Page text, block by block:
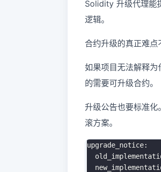
Solidity 升级代理能
逻辑。
合约升级的真正难点
如果项目无法解释
的需要可升级合约。
升级公告也要标准
滚方案。
upgrade_notice: